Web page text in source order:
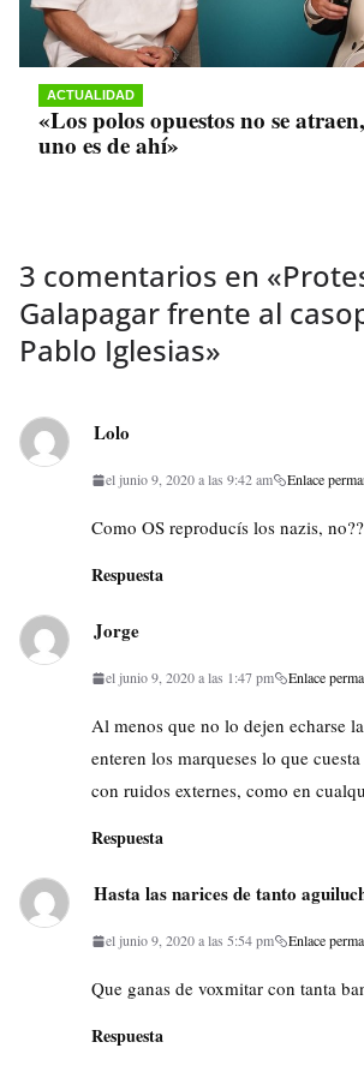
ACTUALIDAD
«Los polos opuestos no se
uno es de ahí»
3 comentarios en «
Galapagar frente al
Pablo Iglesias»
Lolo
el junio 9, 2020 a las 9:42 am Enlace
Como OS reproducís los nazis, no??
Respuesta
Jorge
el junio 9, 2020 a las 1:47 pm Enlace
Al menos que no lo dejen echarse
enteren los marqueses lo que
con ruidos externes, como en
Respuesta
Hasta las narices de tanto
el junio 9, 2020 a las 5:54 pm Enlace
Que ganas de voxmitar con tanta
Respuesta